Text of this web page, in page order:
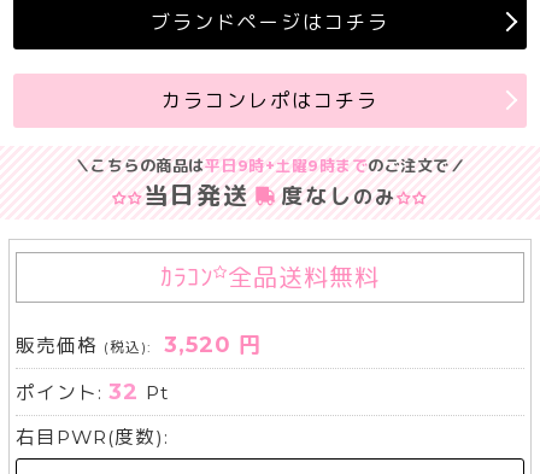
ブランドページはコチラ
カラコンレポはコチラ
＼こちらの商品は平日9時+土曜9時までのご注文で／
当日発送 度なし のみ
ｶﾗｺﾝ 全品送料無料
販売価格 (税込): 3,520 円
ポイント:32 Pt
右目PWR(度数):